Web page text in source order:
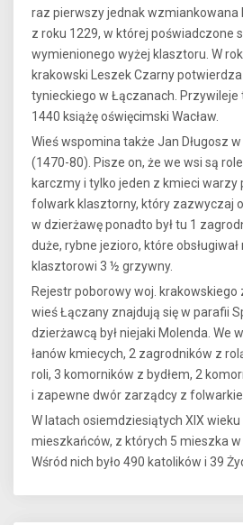
raz pierwszy jednak wzmiankowana
z roku 1229, w której poświadczone
wymienionego wyżej klasztoru. W
krakowski Leszek Czarny
tynieckiego w Łączanach. Przywileje
1440 książę oświęcimski Wacław.
Wieś wspomina także Jan Długosz
(1470-80). Pisze on, że we wsi są
karczmy i tylko jeden z kmieci warzy
folwark klasztorny, który zazwyczaj
w dzierżawę ponadto był tu 1
duże, rybne jezioro, które obsługiwał
klasztorowi 3 ½ grzywny.
Rejestr poborowy woj. krakowskiego
wieś Łączany znajdują się w parafii
dzierżawcą był niejaki Molenda. We
łanów kmiecych, 2 zagrodników z
roli, 3 komorników z bydłem, 2
i zapewne dwór zarządcy z
W latach osiemdziesiątych XIX wieku
mieszkańców, z których 5 mieszka
Wśród nich było 490 katolików i 39